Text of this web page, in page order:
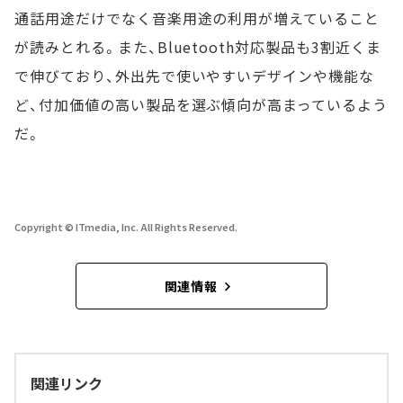
通話用途だけでなく音楽用途の利用が増えていること
が読みとれる。また、Bluetooth対応製品も3割近くま
で伸びており、外出先で使いやすいデザインや機能な
ど、付加価値の高い製品を選ぶ傾向が高まっているよう
だ。
Copyright © ITmedia, Inc. All Rights Reserved.
関連情報
関連リンク